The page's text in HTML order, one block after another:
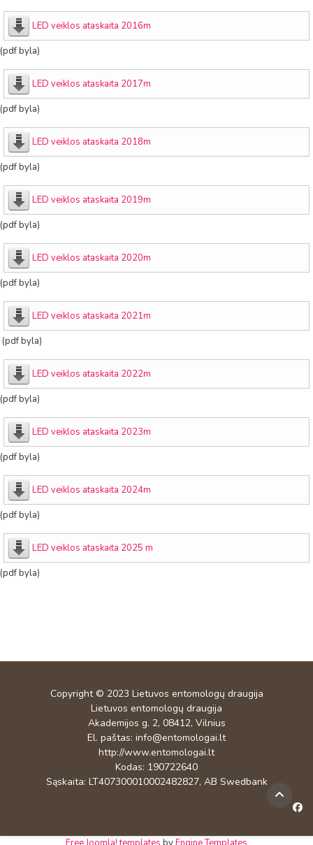
LED veiklos ataskaita 2016m
(pdf byla)
LED veiklos ataskaita 2017m
(pdf byla)
LED veiklos ataskaita 2018m
(pdf byla)
LED veiklos ataskaita 2019m
(pdf byla)
LED veiklos ataskaita 2020m
(pdf byla)
LED veiklos ataskaita 2021m
(pdf byla)
LED veiklos ataskaita 2022m
(pdf byla)
LED veiklos ataskaita 2023m
(pdf byla)
LED veiklos ataskaita 2024m
(pdf byla)
LED veiklos ataskaita 2025 m
(pdf byla)
Copyright © 2023 Lietuvos entomologų draugija
Lietuvos entomologų draugija
Akademijos g. 2, 08412, Vilnius
El. paštas: info@entomologai.lt
http://www.entomologai.lt
Kodas: 190722640
Sąskaita: LT407300010002482827, AB Swedbank